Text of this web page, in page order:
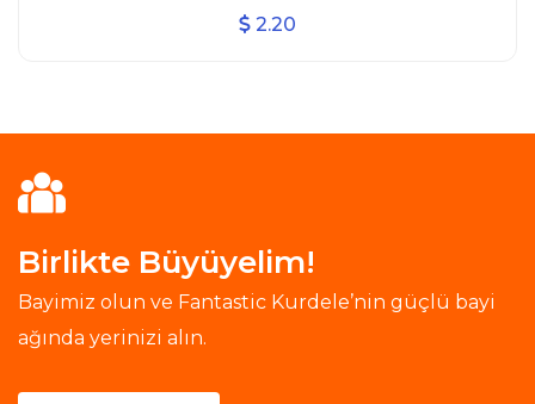
2.20
Birlikte Büyüyelim!
Bayimiz olun ve Fantastic Kurdele’nin güçlü bayi
ağında yerinizi alın.